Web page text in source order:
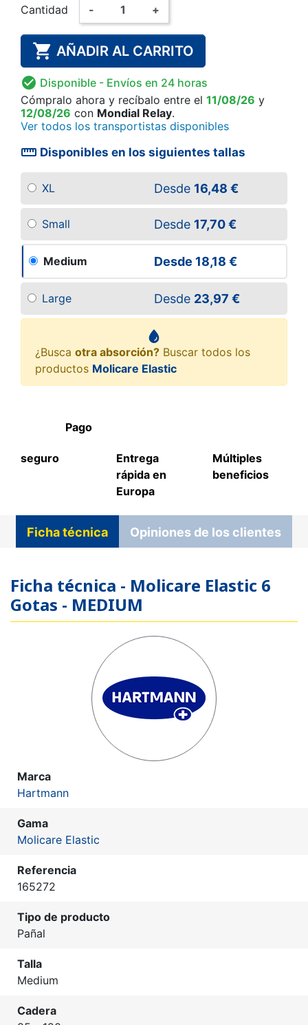
Cantidad - +
 AÑADIR AL CARRITO
 Disponible - Envíos en 24 horas
Cómpralo ahora y recíbalo entre el 11/08/26 y
12/08/26 con Mondial Relay.
Ver todos los transportistas disponibles
straighten Disponibles en los siguientes tallas
XL Desde 16,48 €
Small Desde 17,70 €
Medium Desde 18,18 €
Large Desde 23,97 €
¿Busca otra absorción? Buscar todos los
productos Molicare Elastic
Pago
seguro
Entrega
rápida en
Europa
Múltiples
beneficios
Ficha técnica Opiniones de los clientes
Ficha técnica - Molicare Elastic 6
Gotas - MEDIUM
Marca
Hartmann
Gama
Molicare Elastic
Referencia
165272
Tipo de producto
Pañal
Talla
Medium
Cadera